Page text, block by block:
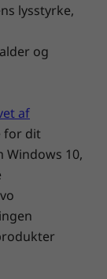
en fejlfri
indgået
(og
på
din
plastfri
biobaseret
eller
lysstyrke,
og
af
for dit
Windows 10,